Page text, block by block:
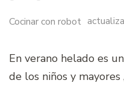
Cocinar con robot
En verano helado es
de los niños y